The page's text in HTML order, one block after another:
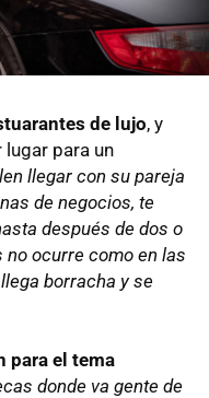
de lujo, y
lugar para un
llegar con su pareja
de negocios, te
después de dos o
no ocurre como en las
borracha y se
para el tema
donde va gente de